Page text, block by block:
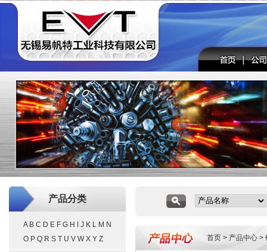
产品分类
A B C D E F G H J K L M N
O P Q R S T U V W X Y Z 首页 > 产品中心 >